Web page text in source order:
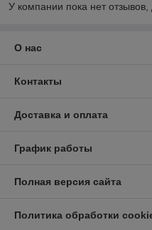
У компании пока нет отзывов,
О нас
Контакты
Доставка и оплата
График работы
Полная версия сайта
Политика обработки